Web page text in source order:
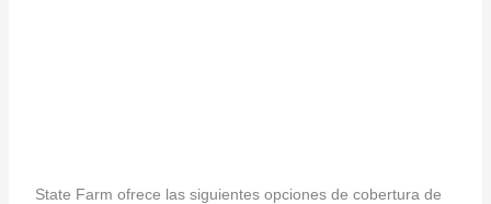
State Farm ofrece las siguientes opciones de cobertura de